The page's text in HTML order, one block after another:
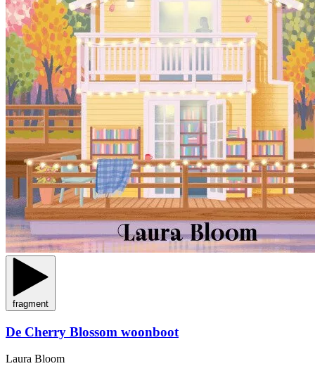
fragment
De Cherry Blossom woonboot
Laura Bloom